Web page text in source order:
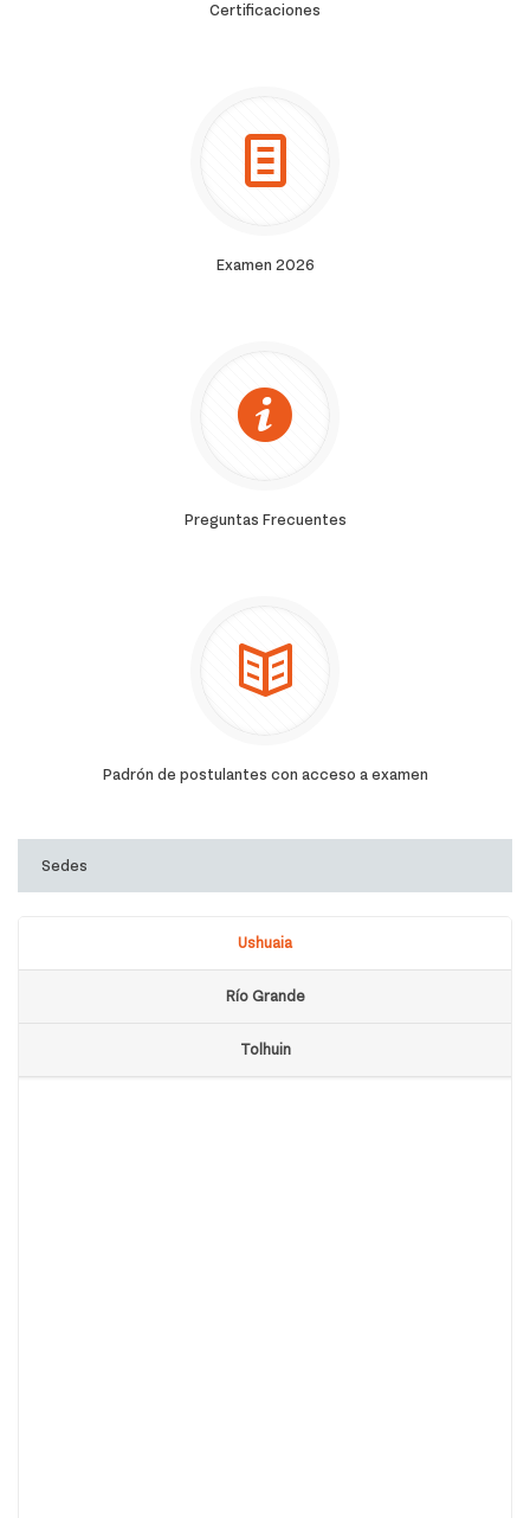
Certificaciones
Examen 2026
Preguntas Frecuentes
Padrón de postulantes con acceso a examen
Sedes
Ushuaia
Río Grande
Tolhuin